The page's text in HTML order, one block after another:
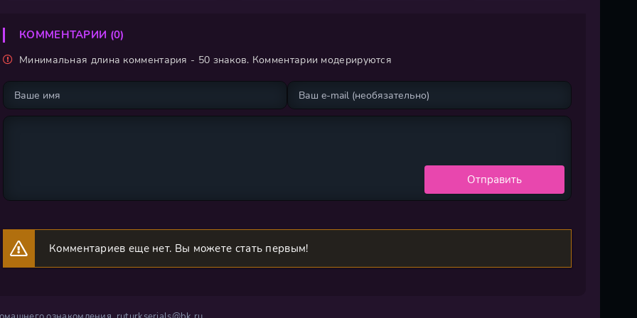
КОММЕНТАРИИ (0)
Минимальная длина комментария - 50 знаков. Комментарии модерируются
Отправить
Комментариев еще нет. Вы можете стать первым!